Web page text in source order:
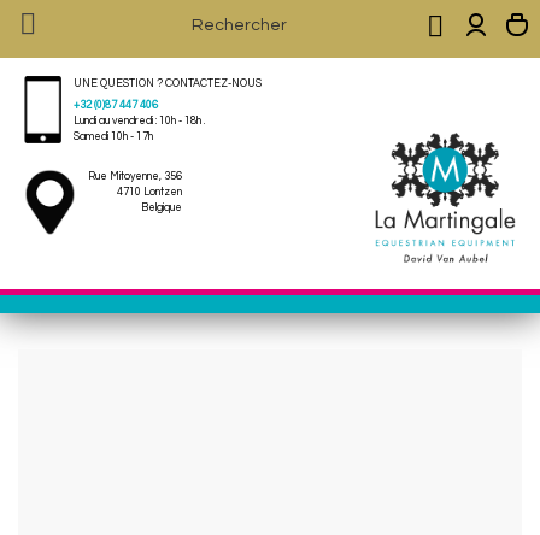
 
UNE QUESTION ? CONTACTEZ-NOUS
+32 (0)87 447 406
Lundi au vendredi : 10h - 18h .
Samedi 10h - 17h
Rue Mitoyenne, 356
4710 Lontzen
Belgique